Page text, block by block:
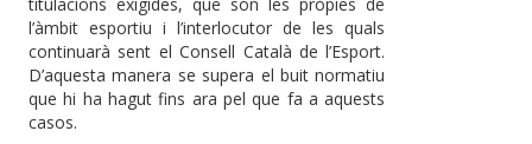
l’àmbit esportiu i l’interlocutor de les quals
continuarà sent el Consell Català de l’Esport.
D’aquesta manera se supera el buit normatiu
que hi ha hagut fins ara pel que fa a aquests
casos.